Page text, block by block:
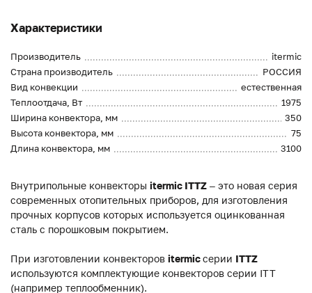
Характеристики
Производитель
itermic
Страна производитель
РОССИЯ
Вид конвекции
естественная
Теплоотдача, Вт
1975
Ширина конвектора, мм
350
Высота конвектора, мм
75
Длина конвектора, мм
3100
Внутрипольные конвекторы itermic ITTZ – это новая серия
современных отопительных приборов, для изготовления
прочных корпусов которых используется оцинкованная
сталь с порошковым покрытием.
При изготовлении конвекторов itermicсерии ITTZ
используются комплектующие конвекторов серии ITT
(например теплообменник).